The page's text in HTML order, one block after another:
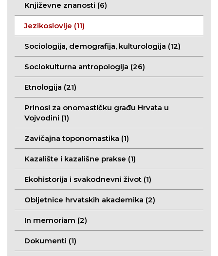
Književne znanosti (6)
Jezikoslovlje (11)
Sociologija, demografija, kulturologija (12)
Sociokulturna antropologija (26)
Etnologija (21)
Prinosi za onomastičku građu Hrvata u
Vojvodini (1)
Zavičajna toponomastika (1)
Kazalište i kazališne prakse (1)
Ekohistorija i svakodnevni život (1)
Obljetnice hrvatskih akademika (2)
In memoriam (2)
Dokumenti (1)